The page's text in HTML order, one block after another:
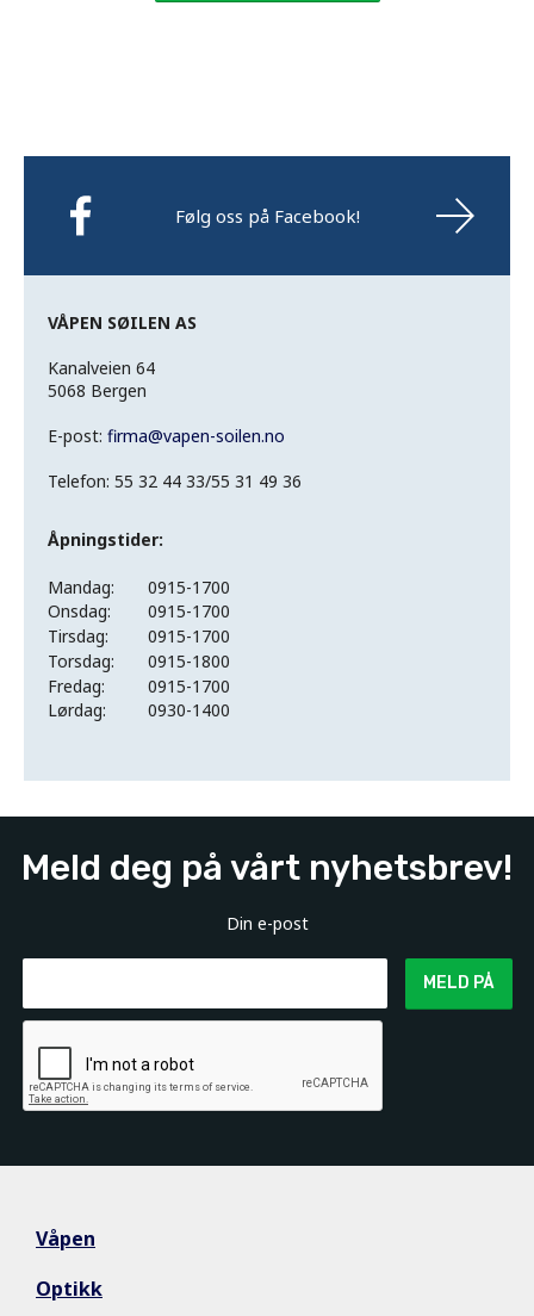
Følg oss på Facebook!
VÅPEN SØILEN AS
Kanalveien 64
5068 Bergen
E-post: firma@vapen-soilen.no
Telefon: 55 32 44 33/55 31 49 36
Åpningstider:
Mandag:
0915-1700
Onsdag:
0915-1700
Tirsdag:
0915-1700
Torsdag:
0915-1800
Fredag:
0915-1700
Lørdag:
0930-1400
Meld deg på vårt nyhetsbrev!
Din e-post
MELD PÅ
Våpen
Optikk